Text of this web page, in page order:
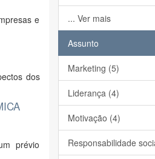
e
dos
prévio
... Ver mais
Assunto
Marketing (5)
Liderança (4)
Motivação (4)
Responsabilidade